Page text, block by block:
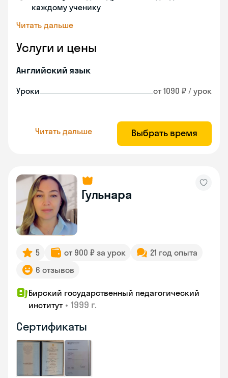
каждому ученику
Читать дальше
Услуги и цены
Английский язык
Уроки от 1090 ₽ / урок
Читать дальше Выбрать время
Гульнара
5 от 900 ₽ за урок
21 год опыта
6 отзывов
Бирский государственный педагогический
институт • 1999 г.
Сертификаты